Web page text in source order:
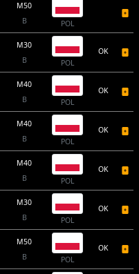
M50
B
POL
M30
B
POL
OK
M40
B
POL
OK
M40
B
POL
OK
M40
B
POL
OK
M30
B
POL
OK
M50
B
POL
OK